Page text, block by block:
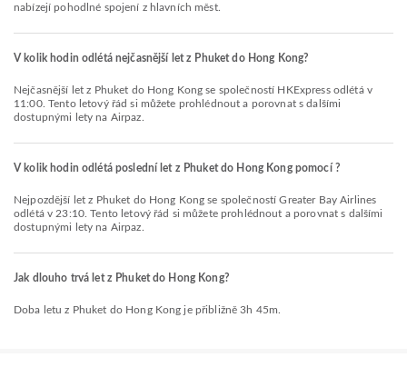
nabízejí pohodlné spojení z hlavních měst.
V kolik hodin odlétá nejčasnější let z Phuket do Hong Kong?
Nejčasnější let z Phuket do Hong Kong se společností HKExpress odlétá v
11:00. Tento letový řád si můžete prohlédnout a porovnat s dalšími
dostupnými lety na Airpaz.
V kolik hodin odlétá poslední let z Phuket do Hong Kong pomocí ?
Nejpozdější let z Phuket do Hong Kong se společností Greater Bay Airlines
odlétá v 23:10. Tento letový řád si můžete prohlédnout a porovnat s dalšími
dostupnými lety na Airpaz.
Jak dlouho trvá let z Phuket do Hong Kong?
Doba letu z Phuket do Hong Kong je přibližně 3h 45m.